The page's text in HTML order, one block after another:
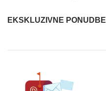
EKSKLUZIVNE PONUDBE